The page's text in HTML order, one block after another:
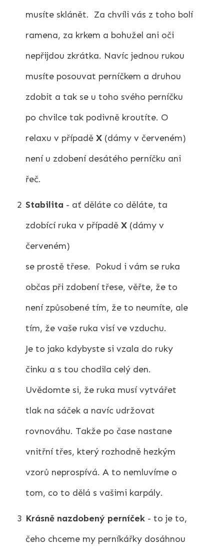
musíte sklánět. Za chvíli vás z toho bolí
ramena, za krkem a bohužel ani oči
nepřijdou zkrátka. Navíc jednou rukou
musíte posouvat perníčkem a druhou
zdobit a tak se u toho svého perníčku
po chvilce tak podivně kroutíte. O
relaxu v případě X (dámy v červeném)
není u zdobení desátého perníčku ani
řeč.
2 Stabilita - ať děláte co děláte, ta
zdobící ruka v případě X (dámy v
červeném)
se prostě třese. Pokud i vám se ruka
občas při zdobení třese, věřte, že to
není způsobené tím, že to neumíte, ale
tím, že vaše ruka visí ve vzduchu.
Je to jako kdybyste si vzala do ruky
činku a s tou chodila celý den.
Uvědomte si, že ruka musí vytvářet
tlak na sáček a navíc udržovat
rovnováhu. Takže po čase nastane
vnitřní třes, který rozhodně hezkým
vzorů neprospívá. A to nemluvíme o
tom, co to dělá s vašimi karpály.
3 Krásně nazdobený perníček - to je to,
čeho chceme my perníkářky dosáhnou